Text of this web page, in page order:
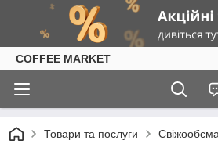
COFFEE MARKET
Товари та послуги